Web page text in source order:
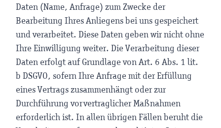
Daten (Name, Anfrage) zum Zwecke der
Bearbeitung Ihres Anliegens bei uns gespeichert
und verarbeitet. Diese Daten geben wir nicht ohne
Ihre Einwilligung weiter. Die Verarbeitung dieser
Daten erfolgt auf Grundlage von Art. 6 Abs. 1 lit.
b DSGVO, sofern Ihre Anfrage mit der Erfüllung
eines Vertrags zusammenhängt oder zur
Durchführung vorvertraglicher Maßnahmen
erforderlich ist. In allen übrigen Fällen beruht die